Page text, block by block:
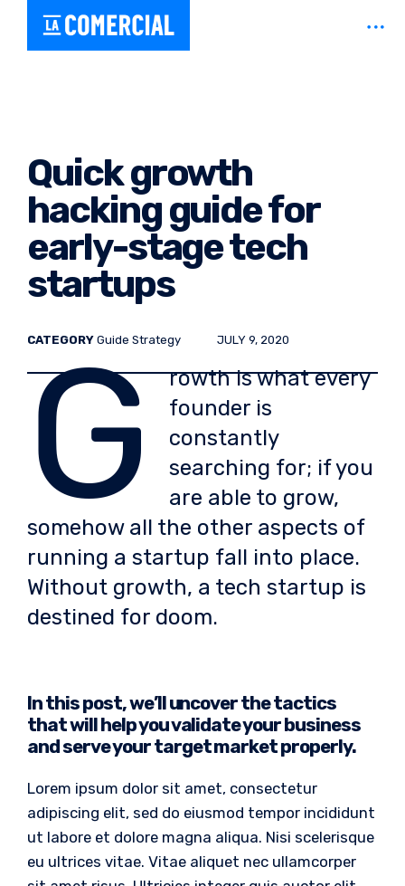
La Comercial
Estudio y taller compartido en Valladolid – Coworking creativo
Quick growth
hacking guide for
early-stage tech
startups
CATEGORY Guide Strategy
POSTED
JULY 9, 2020
G
rowth is what every
founder is
constantly
searching for; if you
are able to grow,
somehow all the other aspects of
running a startup fall into place.
Without growth, a tech startup is
destined for doom.
In this post, we’ll uncover the tactics
that will help you validate your business
and serve your target market properly.
Lorem ipsum dolor sit amet, consectetur
adipiscing elit, sed do eiusmod tempor incididunt
ut labore et dolore magna aliqua. Nisi scelerisque
eu ultrices vitae. Vitae aliquet nec ullamcorper